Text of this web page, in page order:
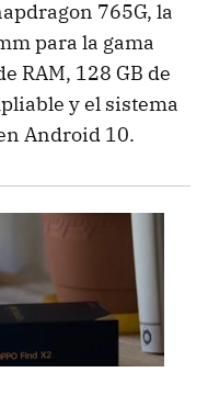
765G, la
para la gama
RAM, 128 GB de
y el sistema
Android 10.